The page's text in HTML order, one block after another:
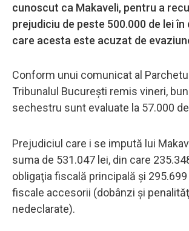
cunoscut ca Makaveli, pentru a
prejudiciu de peste 500.000 de lei în
care acesta este acuzat de
Conform unui comunicat al
Tribunalul Bucureşti remis vineri,
sechestru sunt evaluate la 57.000
Prejudiciul care i se impută lui
suma de 531.047 lei, din care
obligaţia fiscală principală şi
fiscale accesorii (dobânzi şi
nedeclarate).